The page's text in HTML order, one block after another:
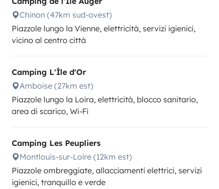
Chinon (47km sud-ovest)
Piazzole lungo la Vienne, elettricità, servizi igienici,
vicino al centro città
Camping L'Île d'Or
Amboise (27km est)
Piazzole lungo la Loira, elettricità, blocco sanitario,
area di scarico, Wi-Fi
Camping Les Peupliers
Montlouis-sur-Loire (12km est)
Piazzole ombreggiate, allacciamenti elettrici, servizi
igienici, tranquillo e verde